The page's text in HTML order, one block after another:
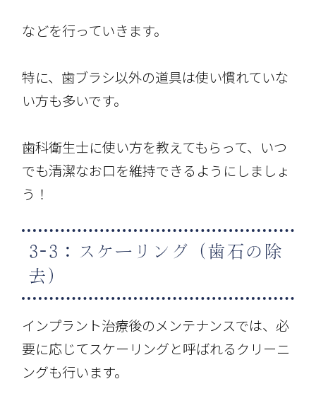
などを行っていきます。
特に、歯ブラシ以外の道具は使い慣れていな
い方も多いです。
歯科衛生士に使い方を教えてもらって、いつ
でも清潔なお口を維持できるようにしましょ
う！
3-3：スケーリング（歯石の除
去）
インプラント治療後のメンテナンスでは、必
要に応じてスケーリングと呼ばれるクリーニ
ングも行います。